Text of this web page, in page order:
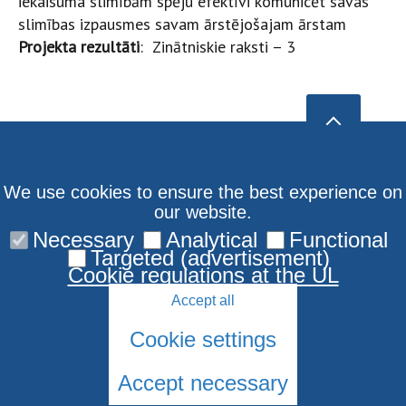
slimības izpausmes savam ārstējošajam ārstam
Projekta rezultāti: Zinātniskie raksti – 3
We use cookies to ensure the best experience on
our website.
Necessary Analytical Functional
Targeted (advertisement)
Cookie regulations at the UL
Accept all
Cookie settings
Accept necessary